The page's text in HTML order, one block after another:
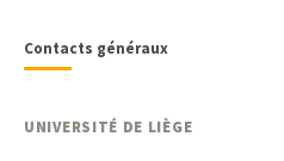
Contacts généraux
UNIVERSITÉ DE LIÈGE